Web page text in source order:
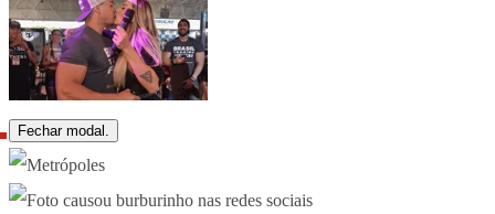
Fechar modal.